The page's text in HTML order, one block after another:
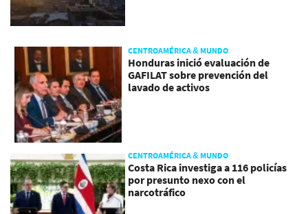
CENTROAMÉRICA & MUNDO
Honduras inició evaluación de
GAFILAT sobre prevención del
lavado de activos
CENTROAMÉRICA & MUNDO
Costa Rica investiga a 116 policías
por presunto nexo con el
narcotráfico